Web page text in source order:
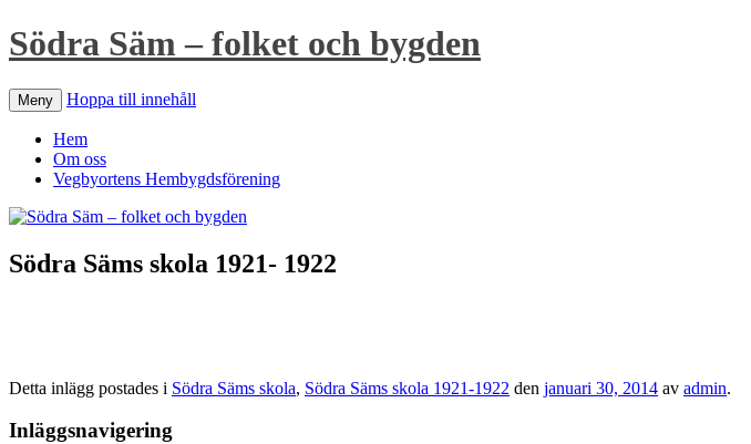
Södra Säm – folket och bygden
Meny Hoppa till innehåll
Hem
Om oss
Vegbyortens Hembygdsförening
Södra Säms skola 1921- 1922
Detta inlägg postades i Södra Säms skola, Södra Säms skola 1921-1922 den januari 30, 2014 av admin.
Inläggsnavigering